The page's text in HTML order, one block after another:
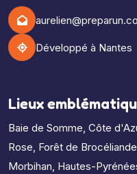
Développé à Nantes
Lieux
Baie de Somme, Côte
Rose, Forêt de Brocéliande
Morbihan, Hautes-